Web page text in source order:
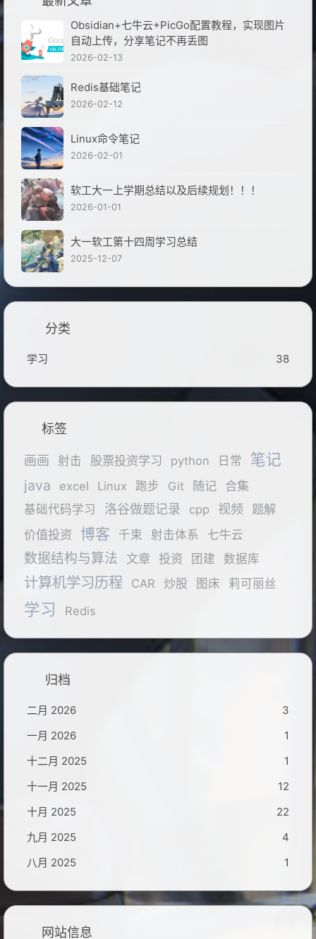
Obsidian+七牛云+PicGo配置教程，实现图片
自动上传，分享笔记不再丢图
2026-02-13
Redis基础笔记
2026-02-12
Linux命令笔记
2026-02-01
软工大一上学期总结以及后续规划！！！
2026-01-01
大一软工第十四周学习总结
2025-12-07
分类
学习 38
标签
画画 射击 股票投资学习 python 日常 笔记
java excel Linux 跑步 Git 随记 合集
基础代码学习 洛谷做题记录 cpp 视频
题解
价值投资
博客 千束 射击体系 七牛云
数据结构与算法 文章 投资 团建 数据库
计算机学习历程 CAR 炒股 图床 莉可丽丝
学习 Redis
归档
二月 2026
3
一月 2026
1
十二月 2025
1
十一月 2025
12
十月 2025
22
九月 2025
4
八月 2025
1
网站信息